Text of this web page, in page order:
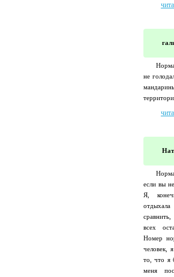
не
если вы
Я,
всех
Номер
человек,
то, что я
меня